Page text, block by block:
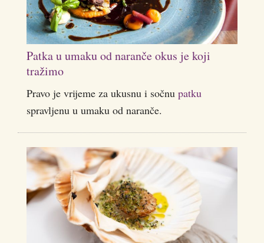
Patka u umaku od naranče okus je koji
tražimo
Pravo je vrijeme za ukusnu i sočnu patku
spravljenu u umaku od naranče.